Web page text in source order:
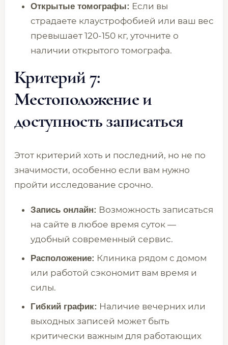
Открытые томографы: Если вы
страдаете клаустрофобией или ваш вес
превышает 120-150 кг, уточните о
наличии открытого томографа.
Критерий 7:
Местоположение и
доступность записаться
Этот критерий хоть и последний, но не по
значимости, особенно если вам нужно
пройти исследование срочно.
Запись онлайн: Возможность записаться
на сайте в любое время суток —
удобный современный сервис.
Расположение: Клиника рядом с домом
или работой сэкономит вам время и
силы.
Гибкий график: Наличие вечерних или
выходных записей может быть
критически важным для работающих